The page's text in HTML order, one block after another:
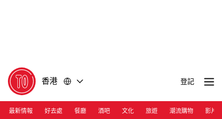
香港 登記
最新情報 好去處 餐廳 酒吧 文化 旅遊 潮流購物 影片
Photograph: Courtesy #Urbanhood